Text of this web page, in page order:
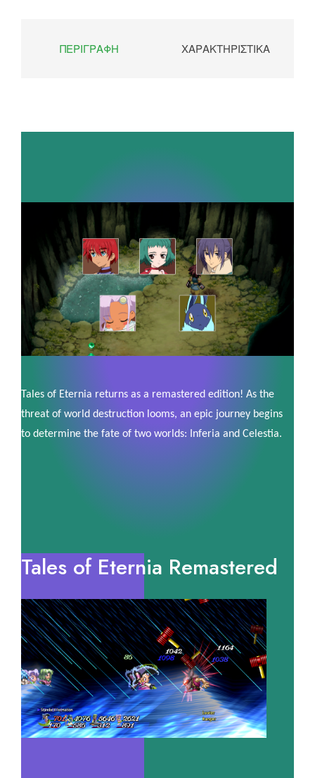
ΠΕΡΙΓΡΑΦΉ ΧΑΡΑΚΤΗΡΙΣΤΙΚΆ
Tales of Eternia returns as a remastered edition! As the
threat of world destruction looms, an epic journey begins
to determine the fate of two worlds: Inferia and Celestia.
Tales of Eternia Remastered